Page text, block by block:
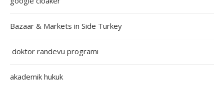
Bazaar & Markets in Side Turkey
doktor randevu programı
akademik hukuk